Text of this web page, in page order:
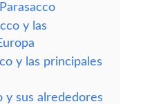
y las
y las principales
y sus alrededores